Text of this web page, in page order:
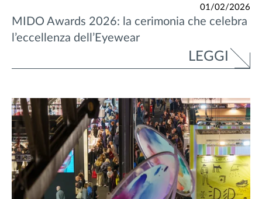
01/02/2026
MIDO Awards 2026: la cerimonia che celebra
l’eccellenza dell’Eyewear
LEGGI